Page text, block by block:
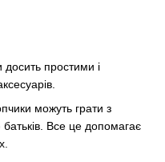
досить простими і
можуть грати з
Все це допомагає